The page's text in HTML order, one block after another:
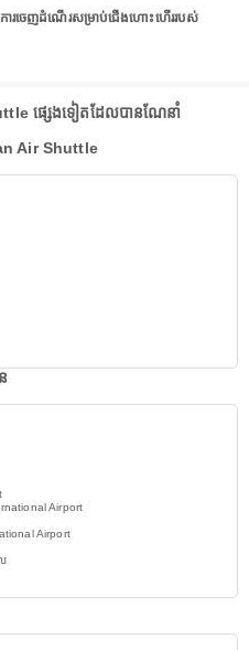
ារចេញដំណើរសម្រាប់ជើងហោះហើររបស់
ផ្សេងទៀតដែលបានណែនាំ
Air Shuttle
Airport
Airport